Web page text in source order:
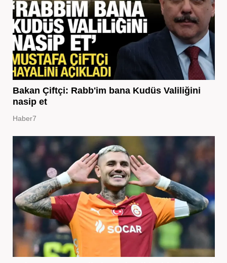
Bakan Çiftçi: Rabb'im bana Kudüs Valiliğini
nasip et
Haber7